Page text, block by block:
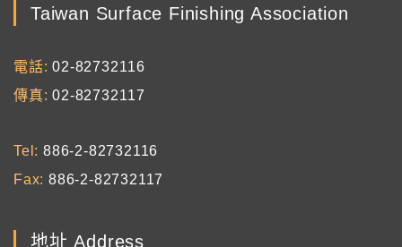
Taiwan Surface Finishing Association
電話
02-82732116
傳真
02-82732117
Tel
886-2-82732116
Fax 886-2-82732117
地址 Address